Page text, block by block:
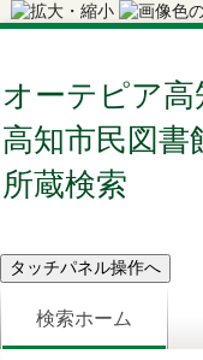
オーテピア高
高知市民図書
所蔵検索
検索ホーム